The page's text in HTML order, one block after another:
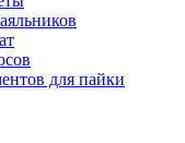
для пайки